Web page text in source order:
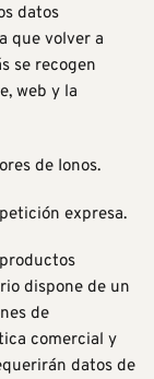
datos
que volver a
se recogen
web y la
de Ionos.
expresa.
dispone de un
de
comercial y
datos de